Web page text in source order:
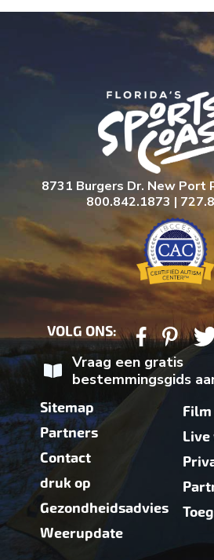
8731 Burgers Dr. New Port
800.842.1873 |
VOLG ONS:
Vraag een gratis
bestemmingsgids
Sitemap
Partners
Contact
druk op
Gezondheidsadvies
Weerupdate
Film
Live